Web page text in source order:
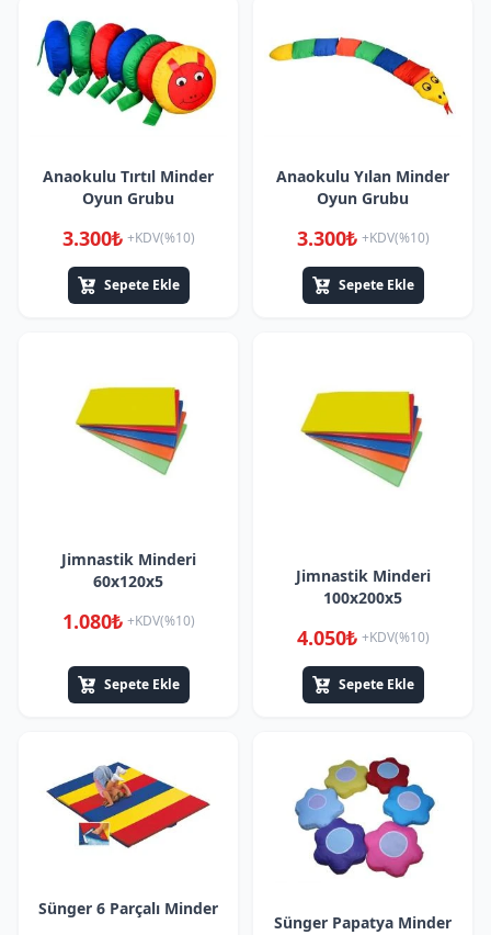
Anaokulu Tırtıl Minder
Oyun Grubu
3.300₺ +KDV(%10)
Sepete Ekle
Anaokulu Yılan Minder
Oyun Grubu
3.300₺ +KDV(%10)
Sepete Ekle
Jimnastik Minderi
60x120x5
1.080₺ +KDV(%10)
Sepete Ekle
Jimnastik Minderi
100x200x5
4.050₺ +KDV(%10)
Sepete Ekle
Sünger 6 Parçalı Minder
Sünger Papatya Minder